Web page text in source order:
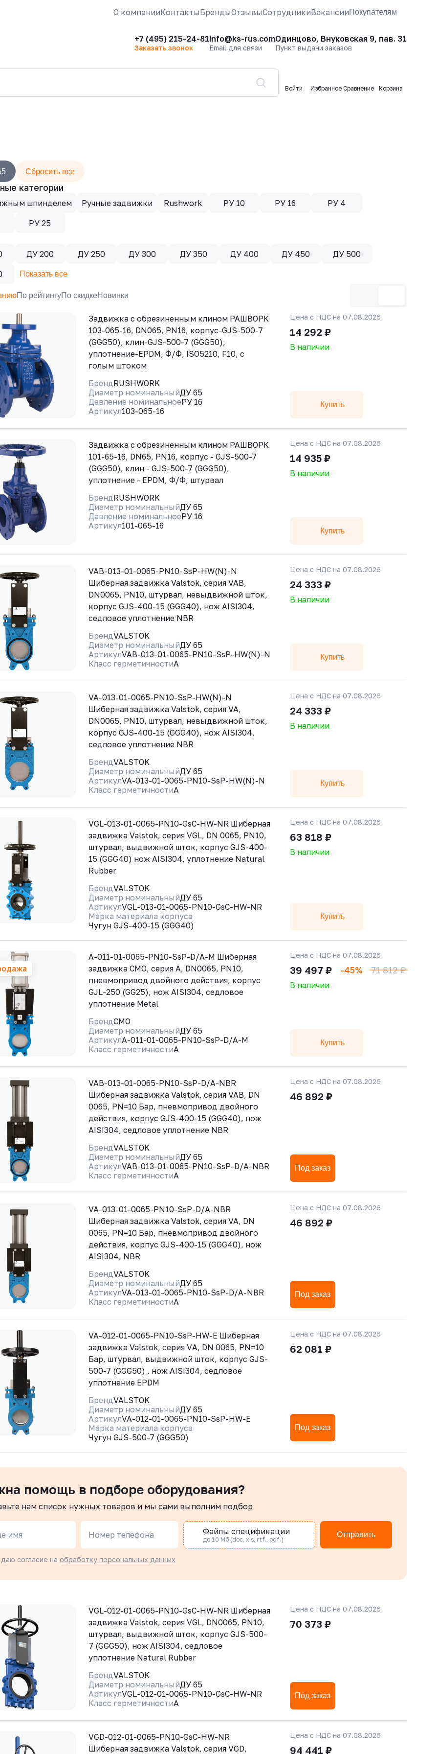
О компанииКонтактыБрендыОтзывыСотрудникиВакансииПокупателям
+7 (495) 215-24-81
Заказать звонок
info@ks-rus.com
Email для связи
Одинцово, Внуковская 9, пав. 31
Пункт выдачи заказов
Войти Избранное Сравнение Корзина
Сбросить все
категории
шпинделем Ручные задвижки Rushwork РУ 10 РУ 16 РУ 4
РУ 25
ДУ 200 ДУ 250 ДУ 300 ДУ 350 ДУ 400 ДУ 450 ДУ 500
Показать все
По рейтингуПо скидкеНовинки
Задвижка с обрезиненным клином РАШВОРК
103-065-16, DN065, PN16, корпус-GJS-500-7
(GGG50), клин-GJS-500-7 (GGG50),
уплотнение-EPDM, Ф/Ф, ISO5210, F10, с
голым штоком
БрендRUSHWORK
Диаметр номинальныйДУ 65
Давление номинальноеРУ 16
Артикул103-065-16
Цена с НДС на 07.08.2026
14 292 ₽
В наличии
Купить
Задвижка с обрезиненным клином РАШВОРК
101-65-16, DN65, PN16, корпус - GJS-500-7
(GGG50), клин - GJS-500-7 (GGG50),
уплотнение - EPDM, Ф/Ф, штурвал
БрендRUSHWORK
Диаметр номинальныйДУ 65
Давление номинальноеРУ 16
Артикул101-065-16
Цена с НДС на 07.08.2026
14 935 ₽
В наличии
Купить
VAB-013-01-0065-PN10-SsP-HW(N)-N
Шиберная задвижка Valstok, серия VAB,
DN0065, PN10, штурвал, невыдвижной шток,
корпус GJS-400-15 (GGG40), нож AISI304,
седловое уплотнение NBR
БрендVALSTOK
Диаметр номинальныйДУ 65
АртикулVAB-013-01-0065-PN10-SsP-HW(N)-N
Класс герметичностиA
Цена с НДС на 07.08.2026
24 333 ₽
В наличии
Купить
VA-013-01-0065-PN10-SsP-HW(N)-N
Шиберная задвижка Valstok, серия VA,
DN0065, PN10, штурвал, невыдвижной шток,
корпус GJS-400-15 (GGG40), нож AISI304,
седловое уплотнение NBR
БрендVALSTOK
Диаметр номинальныйДУ 65
АртикулVA-013-01-0065-PN10-SsP-HW(N)-N
Класс герметичностиA
Цена с НДС на 07.08.2026
24 333 ₽
В наличии
Купить
VGL-013-01-0065-PN10-GsC-HW-NR Шиберная
задвижка Valstok, серия VGL, DN 0065, PN10,
штурвал, выдвижной шток, корпус GJS-400-
15 (GGG40) нож AISI304, уплотнение Natural
Rubber
БрендVALSTOK
Диаметр номинальныйДУ 65
АртикулVGL-013-01-0065-PN10-GsC-HW-NR
Марка материала корпуса
Чугун GJS-400-15 (GGG40)
Цена с НДС на 07.08.2026
63 818 ₽
В наличии
Купить
A-011-01-0065-PN10-SsP-D/A-M Шиберная
задвижка CMO, серия А, DN0065, РN10,
пневмопривод двойного действия, корпус
GJL-250 (GG25), нож AISI304, седловое
уплотнение Metal
БрендCMO
Диаметр номинальныйДУ 65
АртикулA-011-01-0065-PN10-SsP-D/A-M
Класс герметичностиA
Цена с НДС на 07.08.2026
39 497 ₽ -45% 71 812 ₽
В наличии
Купить
VAB-013-01-0065-PN10-SsP-D/A-NBR
Шиберная задвижка Valstok, серия VAB, DN
0065, PN=10 Бар, пневмопривод двойного
действия, корпус GJS-400-15 (GGG40), нож
AISI304, седловое уплотнение NBR
БрендVALSTOK
Диаметр номинальныйДУ 65
АртикулVAB-013-01-0065-PN10-SsP-D/A-NBR
Класс герметичностиA
Цена с НДС на 07.08.2026
46 892 ₽
Под заказ
VA-013-01-0065-PN10-SsP-D/A-NBR
Шиберная задвижка Valstok, серия VA, DN
0065, PN=10 Бар, пневмопривод двойного
действия, корпус GJS-400-15 (GGG40), нож
AISI304, NBR
БрендVALSTOK
Диаметр номинальныйДУ 65
АртикулVA-013-01-0065-PN10-SsP-D/A-NBR
Класс герметичностиA
Цена с НДС на 07.08.2026
46 892 ₽
Под заказ
VA-012-01-0065-PN10-SsP-HW-E Шиберная
задвижка Valstok, серия VА, DN 0065, PN=10
Бар, штурвал, выдвижной шток, корпус GJS-
500-7 (GGG50) , нож AISI304, седловое
уплотнение EPDM
БрендVALSTOK
Диаметр номинальныйДУ 65
АртикулVA-012-01-0065-PN10-SsP-HW-E
Марка материала корпуса
Чугун GJS-500-7 (GGG50)
Цена с НДС на 07.08.2026
62 081 ₽
Под заказ
помощь в подборе оборудования?
нам список нужных товаров и мы сами выполним подбор
имя Номер телефона Файлы спецификации
до 10 Мб (doc, xis, rtf., pdf.)
Отправить
согласие на обработку персональных данных
VGL-012-01-0065-PN10-GsC-HW-NR Шиберная
задвижка Valstok, серия VGL, DN0065, PN10,
штурвал, выдвижной шток, корпус GJS-500-
7 (GGG50), нож AISI304, седловое
уплотнение Natural Rubber
БрендVALSTOK
Диаметр номинальныйДУ 65
АртикулVGL-012-01-0065-PN10-GsC-HW-NR
Класс герметичностиA
Цена с НДС на 07.08.2026
70 373 ₽
Под заказ
VGD-012-01-0065-PN10-GsC-HW-NR
Шиберная задвижка Valstok, серия VGD,
Цена с НДС на 07.08.2026
94 441 ₽